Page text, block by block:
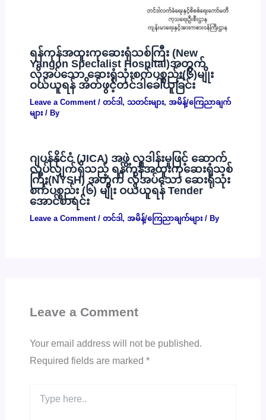
ရန်ကုန်အထူးကုဆေးရုံသစ်ကြီး (New
Yangon Specialist Hospital)အတွက်
လိုအပ်သော ဆေးရုံသုံးစက်ပစ္စည်း(၆)မျိုး
ဝယ်ယူရန် အိတ်ဖွင့်တင်ဒါခေါ်ယူခြင်း
Leave a Comment / တင်ဒါ , သတင်းများ, အမိန့်/ကြေညာချက်
များ/ By
ဂျပန်နိုင်ငံ (JICA) အဖွဲ့ လှူဒါန်းမှုဖြင့် ဆောက်
လုပ်လျှက်ရှိသည့် ရန်ကုန်အထူးကုဆေးရုံသစ်
ကြီး(NYSH) အတွက် လိုအပ်သော ဆေးရုံသုံး
စက်ပစ္စည်း (၆) မျိုး ဝယ်ယူရန် Tender
အောင်စာရင်း
Leave a Comment / တင်ဒါ , အမိန့်/ကြေညာချက်များ/ By
Leave a Comment
Your email address will not be published.
Required fields are marked *
here..